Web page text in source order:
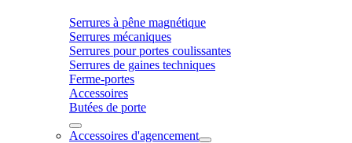
Serrures à pêne magnétique
Serrures mécaniques
Serrures pour portes coulissantes
Serrures de gaines techniques
Ferme-portes
Accessoires
Butées de porte
Accessoires d'agencement